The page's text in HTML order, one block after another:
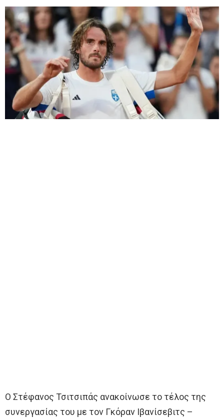
Ο Στέφανος Τσιτσιπάς ανακοίνωσε το τέλος της
συνεργασίας του με τον Γκόραν Ιβανίσεβιτς –